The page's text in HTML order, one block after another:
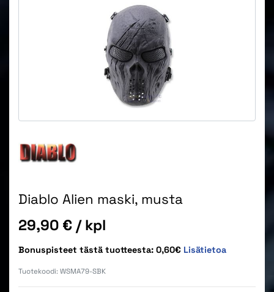
Diablo Alien maski, musta
Hinta
29,90 € / kpl
Bonuspisteet tästä tuotteesta: 0,60€ Lisätietoa
Tuotekoodi: WSMA79-SBK